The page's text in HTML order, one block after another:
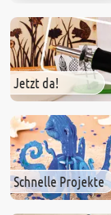
Jetzt da!
Schnelle Projekte